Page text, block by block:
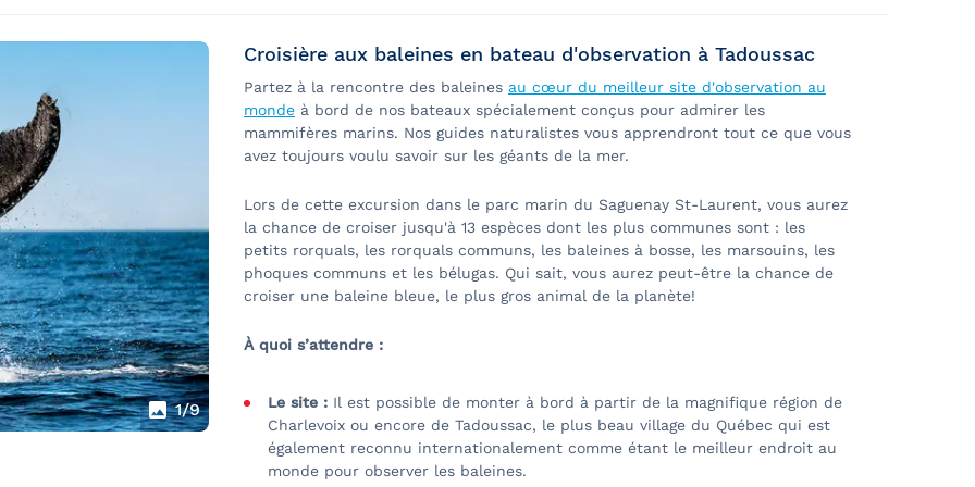
pour les personnes qui se déplacent en fauteuil roulant manuel. Il est possible d'embarquer
manuel seront dirigiées vers le pont A qui dispose d'une salle de bain adaptée;
font via une passerelle adaptée en présence de membres de l’équipage à partir de Baie-Ste-
n'est possible à partir de Tadoussac;
le passager peut être assisté par un membre d'équipage, selon la disponibilité du personnel;
Laurent, le pont B, le pont supérieur et les espaces extérieurs ne sont pas adaptés pour les
dès son arrivée à la passerelle ou avant, selon les besoins du passager et en fonction de la
1/9
Croisière aux baleines en bateau d'observation à Tadoussac
Partez à la rencontre des baleines au cœur du meilleur site d'observation au
monde à bord de nos bateaux spécialement conçus pour admirer les
mammifères marins. Nos guides naturalistes vous apprendront tout ce que vous
avez toujours voulu savoir sur les géants de la mer.
Lors de cette excursion dans le parc marin du Saguenay St-Laurent, vous aurez
la chance de croiser jusqu'à 13 espèces dont les plus communes sont : les
petits rorquals, les rorquals communs, les baleines à bosse, les marsouins, les
phoques communs et les bélugas. Qui sait, vous aurez peut-être la chance de
croiser une baleine bleue, le plus gros animal de la planète!
À quoi s’attendre :
Le site : Il est possible de monter à bord à partir de la magnifique région de
Charlevoix ou encore de Tadoussac, le plus beau village du Québec qui est
également reconnu internationalement comme étant le meilleur endroit au
monde pour observer les baleines.